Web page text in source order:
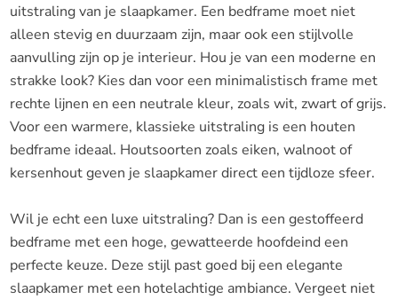
uitstraling van je slaapkamer. Een bedframe moet niet
alleen stevig en duurzaam zijn, maar ook een stijlvolle
aanvulling zijn op je interieur. Hou je van een moderne en
strakke look? Kies dan voor een minimalistisch frame met
rechte lijnen en een neutrale kleur, zoals wit, zwart of grijs.
Voor een warmere, klassieke uitstraling is een houten
bedframe ideaal. Houtsoorten zoals eiken, walnoot of
kersenhout geven je slaapkamer direct een tijdloze sfeer.
Wil je echt een luxe uitstraling? Dan is een gestoffeerd
bedframe met een hoge, gewatteerde hoofdeind een
perfecte keuze. Deze stijl past goed bij een elegante
slaapkamer met een hotelachtige ambiance. Vergeet niet